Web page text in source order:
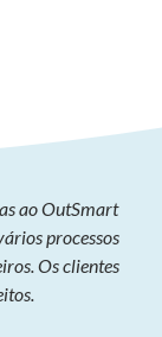
ao OutSmart
processos
Os clientes